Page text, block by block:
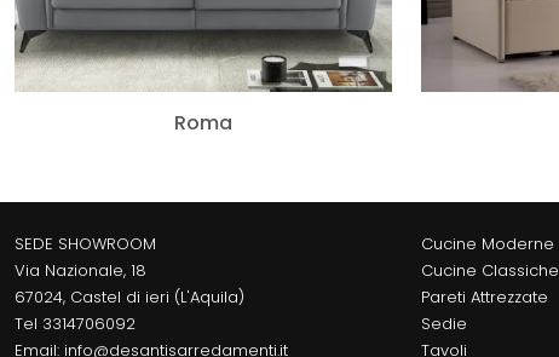
Roma
SEDE SHOWROOM
Via Nazionale, 18
67024, Castel di ieri (L'Aquila)
Tel 3314706092
Email: info@desantisarredamenti.it
Cucine Moderne
Cucine Classiche
Pareti Attrezzate
Sedie
Tavoli